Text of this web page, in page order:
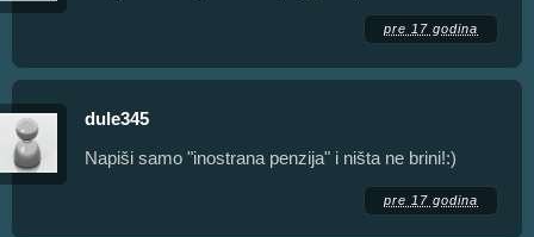
pre 17 godina
dule345
Napiši samo "inostrana penzija" i ništa ne brini!:)
pre 17 godina